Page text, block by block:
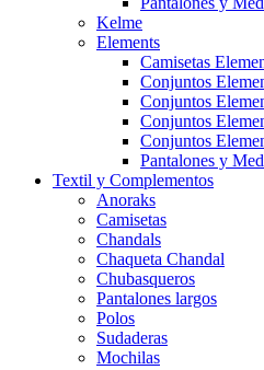
Kelme
Elements
Camisetas
Conjuntos
Conjuntos
Conjuntos
Conjuntos
Pantalones y
Textil y Complementos
Anoraks
Camisetas
Chandals
Chaqueta Chandal
Chubasqueros
Pantalones largos
Polos
Sudaderas
Mochilas